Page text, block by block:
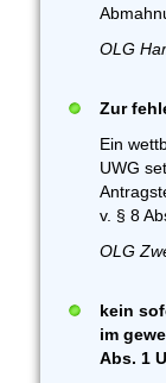
OLG
Zur
Ein
UWG
v. § 8
OLG
kein
im
Abs. 1